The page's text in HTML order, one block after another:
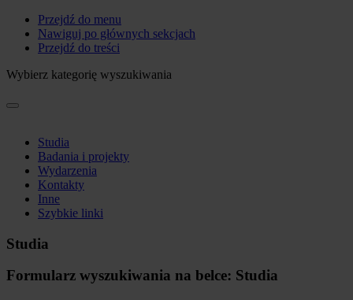
Przejdź do menu
Nawiguj po głównych sekcjach
Przejdź do treści
Wybierz kategorię wyszukiwania
Studia
Badania i projekty
Wydarzenia
Kontakty
Inne
Szybkie linki
Studia
Formularz wyszukiwania na belce: Studia